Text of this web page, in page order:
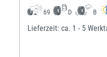
69 D B
Lieferzeit: ca. 1 - 5